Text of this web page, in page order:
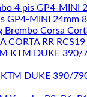
GP4-MINI 24mm
CORTA RR RCS19
DUKE 390/